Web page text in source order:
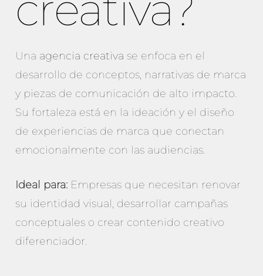
Una agencia creativa se enfoca en el
desarrollo de conceptos, narrativas de marca
y piezas de comunicación de alto impacto.
Su fortaleza está en la ideación y el diseño
de experiencias de marca que conectan
emocionalmente con las audiencias.
Ideal para: Empresas que necesitan renovar
su identidad visual, desarrollar campañas
conceptuales o crear contenido creativo
diferenciador.